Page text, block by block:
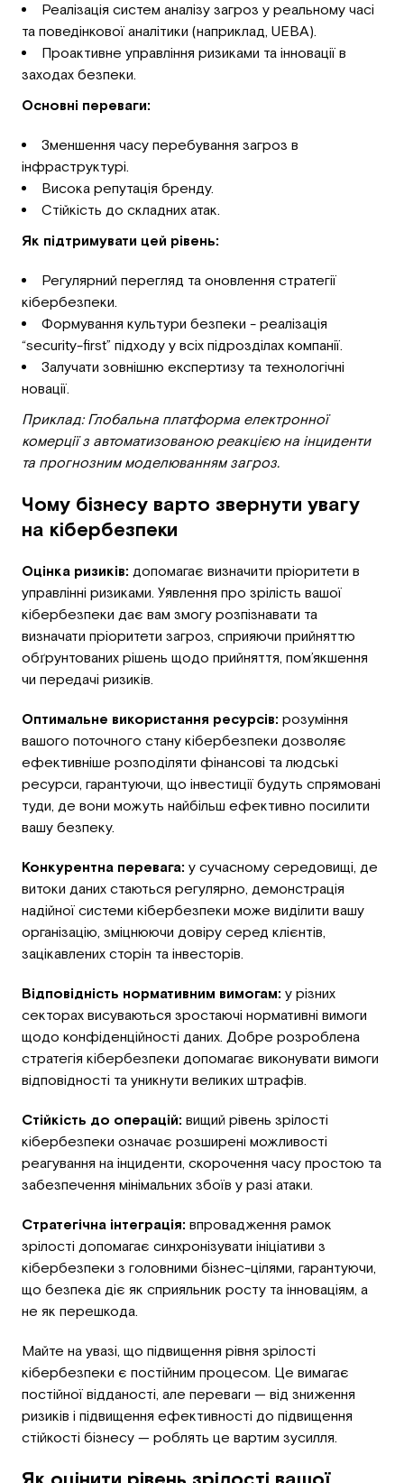
Реалізація систем аналізу загроз у реальному часі
та поведінкової аналітики (наприклад, UEBA).
Проактивне управління ризиками та інновації в
заходах безпеки.
Основні переваги:
Зменшення часу перебування загроз в
інфраструктурі.
Висока репутація бренду.
Стійкість до складних атак.
Як підтримувати цей рівень:
Регулярний перегляд та оновлення стратегії
кібербезпеки.
Формування культури безпеки - реалізація
“security-first” підходу у всіх підрозділах компанії.
Залучати зовнішню експертизу та технологічні
новації.
Приклад: Глобальна платформа електронної
комерції з автоматизованою реакцією на інциденти
та прогнозним моделюванням загроз.
Чому бізнесу варто звернути увагу
на кібербезпеки
Оцінка ризиків: допомагає визначити пріоритети в
управлінні ризиками. Уявлення про зрілість вашої
кібербезпеки дає вам змогу розпізнавати та
визначати пріоритети загроз, сприяючи прийняттю
обґрунтованих рішень щодо прийняття, пом’якшення
чи передачі ризиків.
Оптимальне використання ресурсів: розуміння
вашого поточного стану кібербезпеки дозволяє
ефективніше розподіляти фінансові та людські
ресурси, гарантуючи, що інвестиції будуть спрямовані
туди, де вони можуть найбільш ефективно посилити
вашу безпеку.
Конкурентна перевага: у сучасному середовищі, де
витоки даних стаються регулярно, демонстрація
надійної системи кібербезпеки може виділити вашу
організацію, зміцнюючи довіру серед клієнтів,
зацікавлених сторін та інвесторів.
Відповідність нормативним вимогам: у різних
секторах висуваються зростаючі нормативні вимоги
щодо конфіденційності даних. Добре розроблена
стратегія кібербезпеки допомагає виконувати вимоги
відповідності та уникнути великих штрафів.
Стійкість до операцій: вищий рівень зрілості
кібербезпеки означає розширені можливості
реагування на інциденти, скорочення часу простою та
забезпечення мінімальних збоїв у разі атаки.
Стратегічна інтеграція: впровадження рамок
зрілості допомагає синхронізувати ініціативи з
кібербезпеки з головними бізнес-цілями, гарантуючи,
що безпека діє як сприяльник росту та інноваціям, а
не як перешкода.
Майте на увазі, що підвищення рівня зрілості
кібербезпеки є постійним процесом. Це вимагає
постійної відданості, але переваги — від зниження
ризиків і підвищення ефективності до підвищення
стійкості бізнесу — роблять це вартим зусилля.